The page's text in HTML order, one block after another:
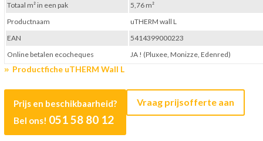
Productfiche uTHERM Wall L
Prijs en beschikbaarheid?
Bel ons! 051 58 80 12
Vraag prijsofferte aan
Totaal m² in een pak
5,76 m²
Productnaam
uTHERM wall L
EAN
5414399000223
Online betalen ecocheques
JA ! (Pluxee, Monizze, Edenred)